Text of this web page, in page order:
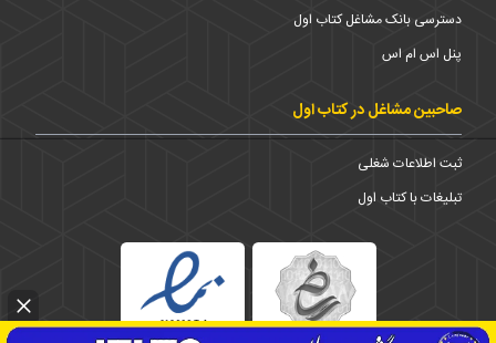
دسترسی بانک مشاغل کتاب اول
پنل اس ام اس
صاحبین مشاغل در کتاب اول
ثبت اطلاعات شغلی
تبلیغات با کتاب اول